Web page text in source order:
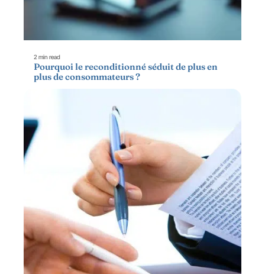
2 min read
Pourquoi le reconditionné séduit de plus en
plus de consommateurs ?